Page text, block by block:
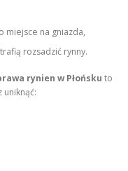
miejsce na gniazda,
rozsadzić rynny.
rynien w Płońsku to
uniknąć: